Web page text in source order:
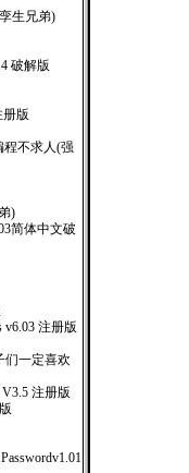
生兄弟)
破解版
册版
程不求人(强
)
简体中文破
v6.03 注册版
们一定喜欢
注册版